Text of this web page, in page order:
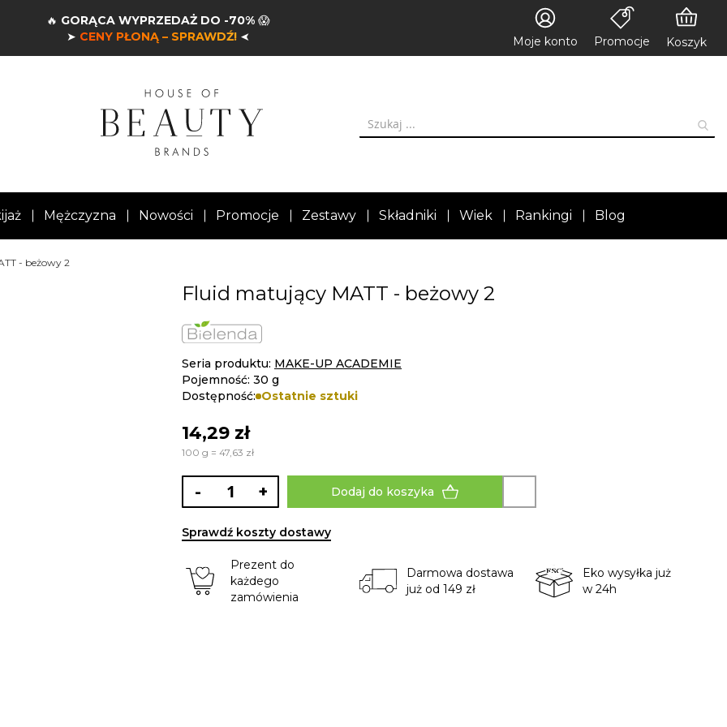
🔥 GORĄCA WYPRZEDAŻ DO -70%😱
➤ CENY PŁONĄ – SPRAWDŹ! ➤ Moje konto Promocje Koszyk
Mężczyzna Nowości Promocje Zestawy Składniki Wiek Rankingi Blog
- beżowy 2
Fluid matujący MATT - beżowy 2
Seria produktu: MAKE-UP ACADEMIE
Pojemność: 30 g
Dostępność: Ostatnie sztuki
14,29 zł
100 g = 47,63 zł
- + Dodaj do koszyka
Sprawdź koszty dostawy
Prezent do
każdego
zamówienia
Darmowa dostawa
już od 149 zł
Eko wysyłka już
w 24h